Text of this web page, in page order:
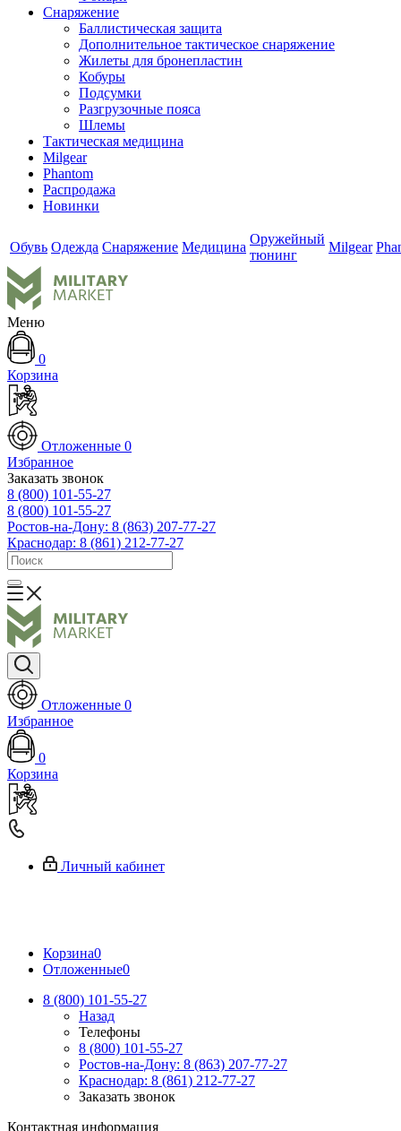
Снаряжение
Баллистическая защита
Дополнительное тактическое снаряжение
Жилеты для бронепластин
Кобуры
Подсумки
Разгрузочные пояса
Шлемы
Тактическая медицина
Milgear
Phantom
Распродажа
Новинки
Обувь Одежда Снаряжение Медицина
Оружейный
тюнинг
Milgear
Меню
0
Корзина
Отложенные 0
Избранное
Заказать звонок
8 (800) 101-55-27
8 (800) 101-55-27
Ростов-на-Дону: 8 (863) 207-77-27
Краснодар: 8 (861) 212-77-27
Отложенные 0
Избранное
0
Корзина
Личный кабинет
Корзина0
Отложенные0
8 (800) 101-55-27
Назад
Телефоны
8 (800) 101-55-27
Ростов-на-Дону: 8 (863) 207-77-27
Краснодар: 8 (861) 212-77-27
Заказать звонок
Контактная информация